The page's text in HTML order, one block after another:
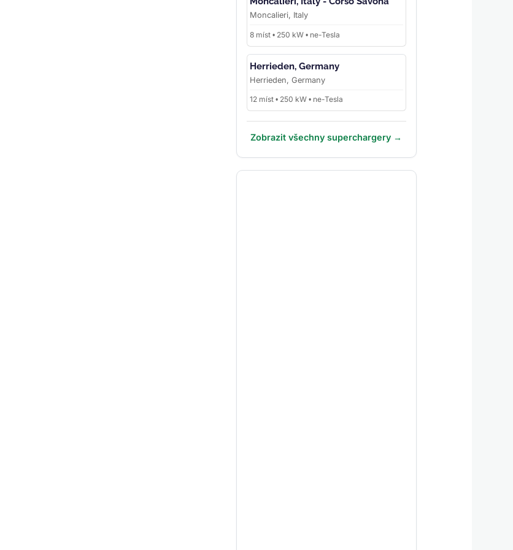
Moncalieri, Italy
8 míst • 250 kW • ne-Tesla
Herrieden, Germany
Herrieden, Germany
12 míst • 250 kW • ne-Tesla
Zobrazit všechny superchargery →